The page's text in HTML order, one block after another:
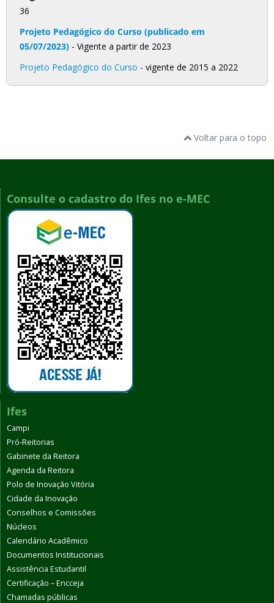
36
Projeto Pedagógico do Curso (publicado em
05/07/2023) - Vigente a partir de 2023
Projeto Pedagógico do Curso - vigente de 2015 a 2022
Voltar para o topo
Consulte o cadastro do Ifes no e-MEC
Ifes
Campi
Pró-Reitorias
Gabinete da Reitora
Agenda da Reitora
Polo de Inovação Vitória
Cidade da Inovação
Conselhos e Comissões
Núcleos
Calendário Acadêmico
Documentos Institucionais
Assistência Estudantil
Certificação – Encceja
Chamadas públicas